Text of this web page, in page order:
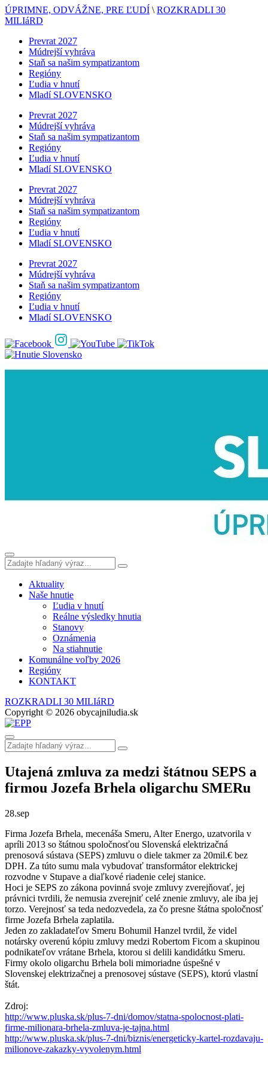
ÚPRIMNE, ODVÁŽNE, PRE ĽUDÍ \ ROZKRADLI 30
MILIáRD
Prevrat 2027
Múdrejší vyhráva
Staň sa našim sympatizantom
Regióny
Ľudia v hnutí
Mladí SLOVENSKO
Prevrat 2027
Múdrejší vyhráva
Staň sa našim sympatizantom
Regióny
Ľudia v hnutí
Mladí SLOVENSKO
Prevrat 2027
Múdrejší vyhráva
Staň sa našim sympatizantom
Regióny
Ľudia v hnutí
Mladí SLOVENSKO
Prevrat 2027
Múdrejší vyhráva
Staň sa našim sympatizantom
Regióny
Ľudia v hnutí
Mladí SLOVENSKO
Aktuality
Naše hnutie
Ľudia v hnutí
Reálne výsledky hnutia
Stanovy
Oznámenia
Na stiahnutie
Komunálne voľby 2026
Regióny
KONTAKT
ROZKRADLI 30 MILIáRD
Copyright © 2026 obycajniludia.sk
Utajená zmluva za medzi štátnou SEPS a
firmou Jozefa Brhela oligarchu SMERu
28.sep
Firma Jozefa Brhela, mecenáša Smeru, Alter Energo, uzatvorila v
apríli 2013 so štátnou spoločnosťou Slovenská elektrizačná
prenosová sústava (SEPS) zmluvu o diele takmer za 20mil.€ bez
DPH. Za túto sumu mala vybudovať transformátor elektrickej
rozvodne v Stupave a diaľkové riadenie celej stanice.
Hoci je SEPS zo zákona povinná svoje zmluvy zverejňovať, jej
právnici tvrdili, že nemusia zverejniť celé znenie zmluvy, ale iba jej
torzo. Verejnosť sa teda nedozvedela, za čo presne štátna spoločnosť
firme Jozefa Brhela zaplatila.
Jeden zo zakladateľov Smeru Bohumil Hanzel tvrdil, že videl
notársky overenú kópiu zmluvy medzi Robertom Ficom a skupinou
podnikateľov vrátane Brhela, ktorou si delili kandidátku Smeru.
Firmy okolo oligarchu Brhela boli mimoriadne úspešné v
Slovenskej elektrizačnej a prenosovej sústave (SEPS), ktorú vlastní
štát.
Zdroj:
http://www.pluska.sk/plus-7-dni/domov/statna-spolocnost-plati-
firme-milionara-brhela-zmluva-je-tajna.html
http://www.pluska.sk/plus-7-dni/biznis/energeticky-kartel-rozdavaju-
milionove-zakazky-vyvolenym.html